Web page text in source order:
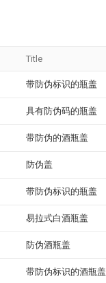
Title
带防伪标识的瓶盖
具有防伪码的瓶盖
带防伪的酒瓶盖
防伪盖
带防伪标识的瓶盖
易拉式白酒瓶盖
防伪酒瓶盖
带防伪标识的酒瓶盖